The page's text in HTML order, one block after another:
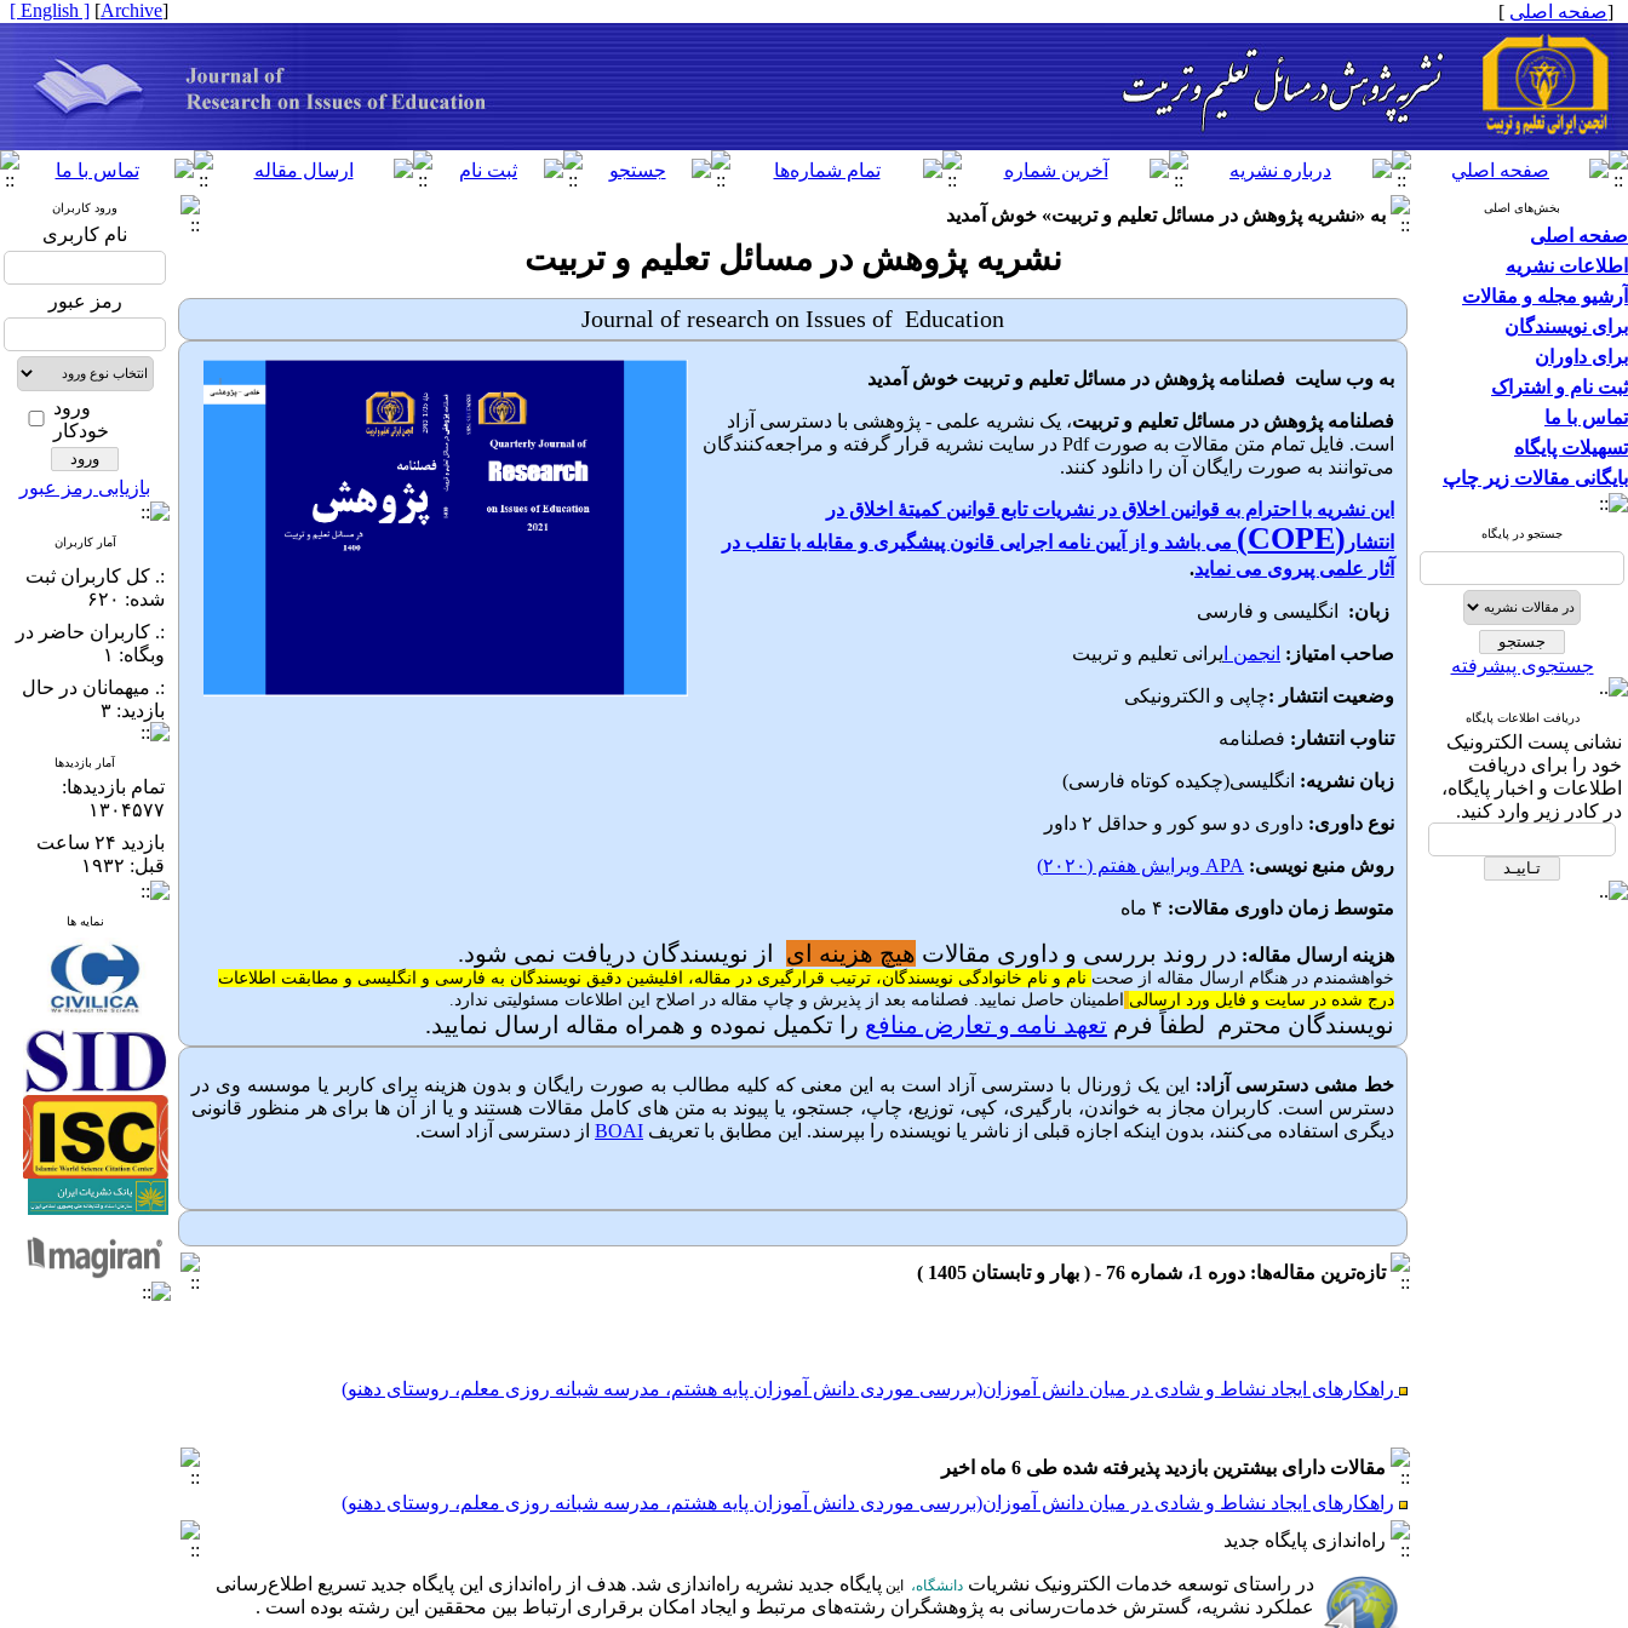
[صفحه اصلی ]
[
Archive
]
[ English ]
بخش‌های اصلی
صفحه اصلی
اطلاعات نشریه
آرشیو مجله و مقالات
برای نویسندگان
برای داوران
ثبت نام و اشتراک
تماس با ما
تسهیلات پایگاه
بایگانی مقالات زیر چاپ
جستجو در پایگاه
جستجوی پیشرفته
دریافت اطلاعات پایگاه
نشانی پست الكترونیک
خود را برای دریافت
اطلاعات و اخبار پایگاه،
در كادر زیر وارد كنید.
به «نشریه پژوهش در مسائل تعلیم و تربیت» خوش آمدید
نشریه پژوهش در مسائل تعلیم و تربیت
Journal of research on Issues of Education
به وب سایت فصلنامه پژوهش در مسائل تعلیم و تربیت خوش آمدید
فصلنامه پژوهش در مسائل تعلیم و تربیت، یک نشریه علمی - پژوهشی با دسترسی آزاد
است. فایل تمام متن مقالات به صورت Pdf در سایت نشریه قرار گرفته و مراجعه‌کنندگان
می‌توانند به صورت رایگان آن را دانلود کنند.
این نشریه با احترام به قوانین اخلاق در نشریات تابع قوانین کمیتۀ اخلاق در
انتشار (COPE)
می باشد و از آیین نامه اجرایی قانون پیشگیری و مقابله با تقلب در
آثار علمی پیروی می نماید.
زبان: انگلیسی و فارسی
صاحب امتیاز: انجمن ا یرانی تعلیم و تربیت
وضعیت انتشار :چاپی و الکترونیکی
تناوب انتشار: فصلنامه
زبان نشریه: انگلیسی(چکیده کوتاه فارسی)
نوع داوری: داوری دو سو کور و حداقل ۲ داور
روش منبع نویسی: APA ویرایش هفتم (۲۰۲۰)
متوسط زمان داوری مقالات:
هزینه ارسال مقاله: در روند بررسی و داوری مقالات هیچ هزینه ای از نویسندگان دریافت نمی شود.
خواهشمندم در هنگام ارسال مقاله از صحت نام و نام خانوادگی نویسندگان، ترتیب قرارگیری در مقاله، افلیشین دقیق نویسندگان به فارسی و انگلیسی و مطابقت اطلاعات
درج شده در سایت و فایل ورد ارسالی اطمینان حاصل نمایید. فصلنامه بعد از پذیرش و چاپ مقاله در اصلاح این اطلاعات مسئولیتی ندارد.
نویسندگان محترم لطفاً فرم تعهد نامه و تعارض منافع را تکمیل نموده و همراه مقاله ارسال نمایید.
خط مشی دسترسی آزاد:
این یک ژورنال با دسترسی آزاد است به این معنی که کلیه مطالب به صورت رایگان و بدون هزینه برای کاربر یا موسسه وی در
دسترس است. کاربران مجاز به خواندن، بارگیری، کپی، توزیع، چاپ، جستجو، یا پیوند به متن های کامل مقالات هستند و یا از آن ها برای هر منظور قانونی
دیگری استفاده می‌کنند‌، بدون اینکه اجازه قبلی از ناشر یا نویسنده را بپرسند. این مطابق با تعریف BOAI از دسترسی آزاد است.
تازه‌ترین مقاله‌ها: دوره 1، شماره 76 - ( بهار و تابستان 1405 )
راهکارهای ایجاد نشاط و شادی در میان دانش آموزان(بررسی موردی دانش آموزان پایه هشتم، مدرسه شبانه روزی معلم، روستای دهنو)
راهکارهای ایجاد نشاط و شادی در میان دانش آموزان(بررسی موردی دانش آموزان پایه هشتم، مدرسه شبانه روزی معلم، روستای دهنو)
مقالات دارای بیشترین بازدید پذیرفته شده طی 6 ماه اخیر
راهکارهای ایجاد نشاط و شادی در میان دانش آموزان(بررسی موردی دانش آموزان پایه هشتم، مدرسه شبانه روزی معلم، روستای دهنو)
راه‌اندازی پایگاه جدید
در راستای توسعه خدمات الکترونیک نشریات دانشگاه، این پایگاه جدید نشریه راه‌اندازی شد. هدف از راه‌اندازی این پایگاه جدید تسریع اطلاع‌رسانی
عملکرد نشریه، گسترش خدمات‌رسانی به پژوهشگران رشته‌های مرتبط و ایجاد امکان برقراری ارتباط بین محققین این رشته بوده است .
ورود کاربران
نام کاربری
رمز عبور
ورود
خودکار
بازیابی رمز عبور
آمار کاربران
:. کل کاربران ثبت
شده: ۶۲۰
:. کاربران حاضر در
وبگاه: ۱
:. میهمانان در حال
بازدید: ۳
آمار بازدیدها
تمام بازدید‌ها:
۱۳۰۴۵۷۷
بازدید ۲۴ ساعت
قبل: ۱۹۳۲
نمایه ها